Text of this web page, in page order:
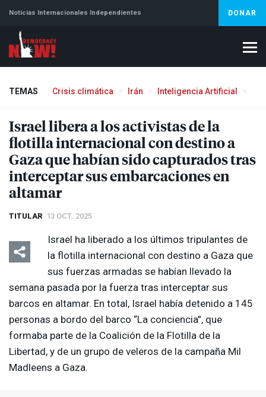
Noticias Internacionales Independientes DONAR
TEMAS Crisis climática Irán Inteligencia Artificial
Israel libera a los activistas de la
flotilla internacional con destino a
Gaza que habían sido capturados tras
interceptar sus embarcaciones en
altamar
TITULAR 13 OCT. 2025
Israel ha liberado a los últimos tripulantes de
la flotilla internacional con destino a Gaza que
sus fuerzas armadas se habían llevado la
semana pasada por la fuerza tras interceptar sus
barcos en altamar. En total, Israel había detenido a 145
personas a bordo del barco “La conciencia”, que
formaba parte de la Coalición de la Flotilla de la
Libertad, y de un grupo de veleros de la campaña Mil
Madleens a Gaza.